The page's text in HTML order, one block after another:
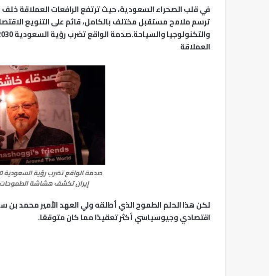
في قلب الصحراء السعودية، حيث ترتفع الرافعات العملاقة
ترسم ملامح مستقبل مختلف بالكامل، قائم على التنويع
العملاقة
إيران تكشف هشاشة الطموحات
اقتصادي وجيوسياسي أكثر تعقيدًا مما كان متوقعًا.